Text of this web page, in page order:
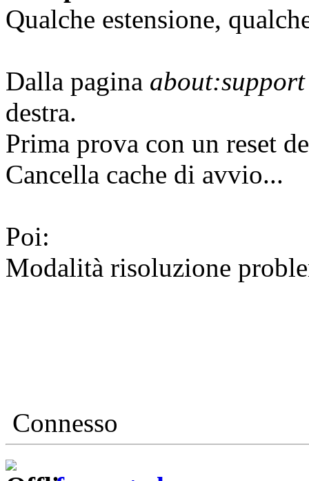
Qualche estensione,
Dalla pagina about:support
destra.
Prima prova con un reset
Cancella cache di avvio...
Poi:
Modalità risoluzione
Connesso